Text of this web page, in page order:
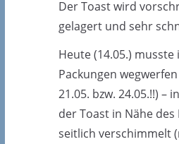
Der Toast wird
gelagert und sehr
Heute (14.05.)
Packungen
21.05. bzw. 24.05.!!) –
der Toast in Nähe
seitlich verschimmelt